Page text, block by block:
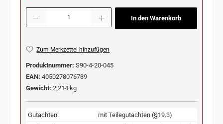
Produkt Anzahl: Gib den gewünschten Wert ein oder benutze die Schaltflächen
In den Warenkorb
Zum Merkzettel hinzufügen
Produktnummer: S90-4-20-045
EAN: 4050278076739
Gewicht: 2,214 kg
Gutachten:
mit Teilegutachten (§19.3)